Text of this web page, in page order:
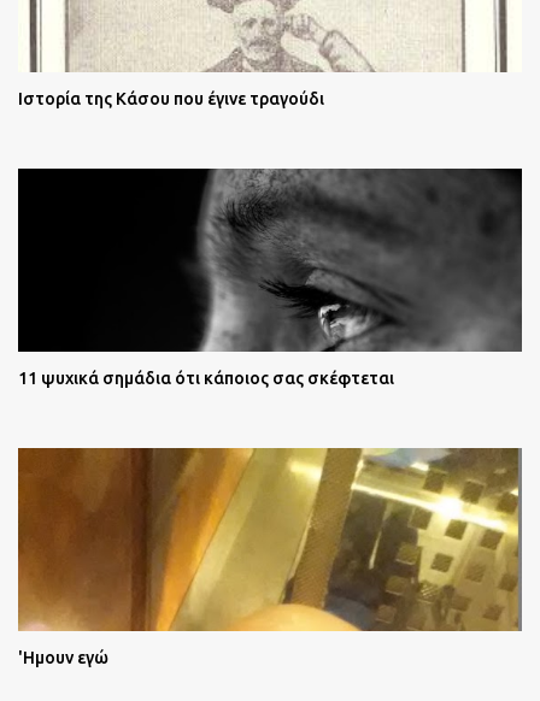
Ιστορία της Κάσου που έγινε τραγούδι
11 ψυχικά σημάδια ότι κάποιος σας σκέφτεται
'Ημουν εγώ